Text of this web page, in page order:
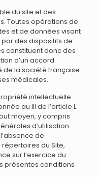
du site et des
Toutes opérations de
et de données visant
des dispositifs de
constituent donc des
d’un accord
la société française
médicales.
intellectuelle
au III de l’article L.
moyen, y compris
d’utilisation
de
du Site,
sur l’exercice du
présentes conditions